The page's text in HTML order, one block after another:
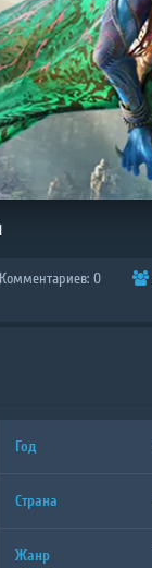
Комментариев: 0
Год
Страна
Жанр